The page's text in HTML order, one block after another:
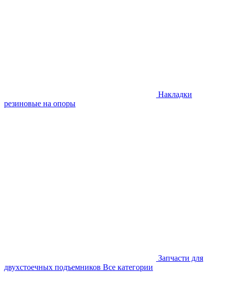
Накладки
резиновые на опоры
Запчасти для
двухстоечных подъемников Все категории